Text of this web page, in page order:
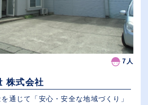
7人
株式会社
通じて「安心・安全な地域づくり」